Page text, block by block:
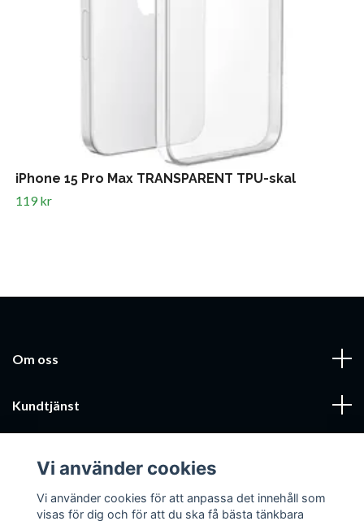
iPhone 15 Pro Max TRANSPARENT TPU-skal
119 kr
Om oss
Kundtjänst
Sociala medier
Vi använder cookies
Vi använder cookies för att anpassa det innehåll som
visas för dig och för att du ska få bästa tänkbara